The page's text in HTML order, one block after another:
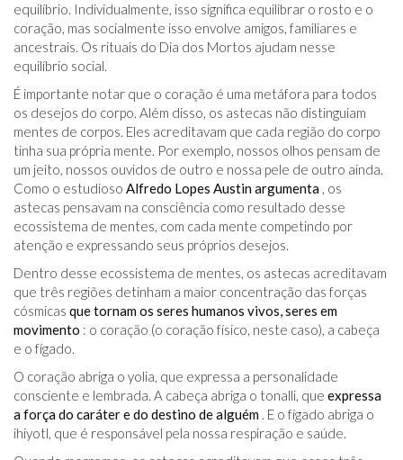
equilíbrio. Individualmente, isso significa equilibrar o rosto e o
coração, mas socialmente isso envolve amigos, familiares e
ancestrais. Os rituais do Dia dos Mortos ajudam nesse
equilíbrio social.
É importante notar que o coração é uma metáfora para todos
os desejos do corpo. Além disso, os astecas não distinguiam
mentes de corpos. Eles acreditavam que cada região do corpo
tinha sua própria mente. Por exemplo, nossos olhos pensam de
um jeito, nossos ouvidos de outro e nossa pele de outro ainda.
Como o estudioso Alfredo Lopes Austinargumenta , os
astecas pensavam na consciência como resultado desse
ecossistema de mentes, com cada mente competindo por
atenção e expressando seus próprios desejos.
Dentro desse ecossistema de mentes, os astecas acreditavam
que três regiões detinham a maior concentração das forças
cósmicas que tornam os seres humanos vivos, seres em
movimento : o coração (o coração físico, neste caso), a cabeça
e o fígado.
O coração abriga o yolia, que expressa a personalidade
consciente e lembrada. A cabeça abriga o tonalli, que expressa
a força do caráter e do destino de alguém . E o fígado abriga o
ihiyotl, que é responsável pela nossa respiração e saúde.